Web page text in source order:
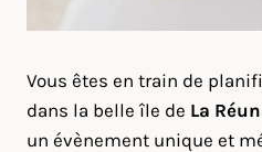
Vous êtes en train de
dans la belle île de La
un évènement unique et